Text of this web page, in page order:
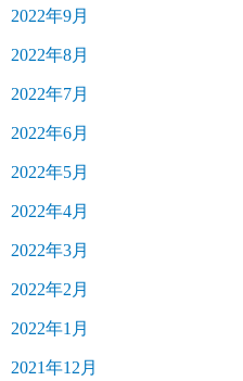
2022年9月
2022年8月
2022年7月
2022年6月
2022年5月
2022年4月
2022年3月
2022年2月
2022年1月
2021年12月